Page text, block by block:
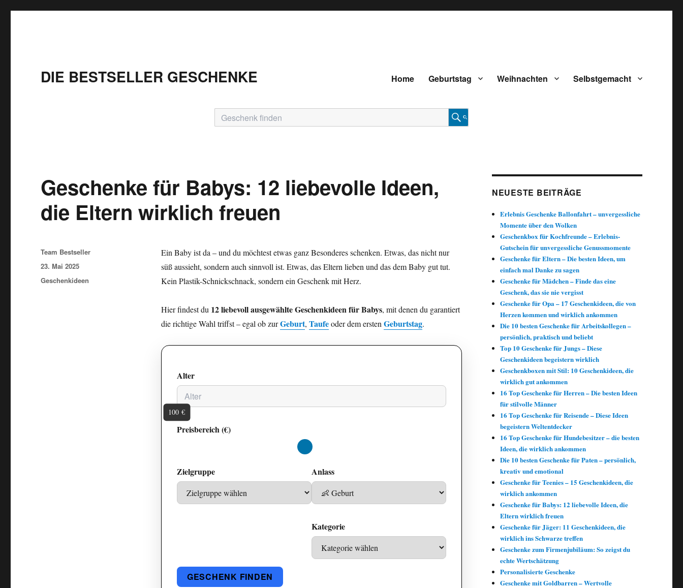
DIE BESTSELLER GESCHENKE Home Geburtstag Weihnachten Selbstgemacht
Geschenke für Babys: 12 liebevolle Ideen,
die Eltern wirklich freuen
Ein Baby ist da – und du möchtest etwas ganz Besonderes schenken. Etwas, das nicht nur
süß aussieht, sondern auch sinnvoll ist. Etwas, das Eltern lieben und das dem Baby gut tut.
Kein Plastik-Schnickschnack, sondern ein Geschenk mit Herz.
Hier findest du 12 liebevoll ausgewählte Geschenkideen für Babys, mit denen du garantiert
die richtige Wahl triffst – egal ob zurGeburt, Taufeoder dem ersten Geburtstag.
Alter
Preisbereich (€)
100 €
Zielgruppe Anlass
Kategorie
GESCHENK FINDEN
Autor
Team Bestseller
Veröffentlicht am
23. Mai 2025
Kategorien
Geschenkideen
NEUESTE BEITRÄGE
Erlebnis Geschenke Ballonfahrt – unvergessliche
Momente über den Wolken
Geschenkbox für Kochfreunde – Erlebnis-
Gutschein für unvergessliche Genussmomente
Geschenke für Eltern – Die besten Ideen, um
einfach mal Danke zu sagen
Geschenke für Mädchen – Finde das eine
Geschenk, das sie nie vergisst
Geschenke für Opa – 17 Geschenkideen, die von
Herzen kommen und wirklich ankommen
Die 10 besten Geschenke für Arbeitskollegen –
persönlich, praktisch und beliebt
Top 10 Geschenke für Jungs – Diese
Geschenkideen begeistern wirklich
Geschenkboxen mit Stil: 10 Geschenkideen, die
wirklich gut ankommen
16 Top Geschenke für Herren – Die besten Ideen
für stilvolle Männer
16 Top Geschenke für Reisende – Diese Ideen
begeistern Weltentdecker
16 Top Geschenke für Hundebesitzer – die besten
Ideen, die wirklich ankommen
Die 10 besten Geschenke für Paten – persönlich,
kreativ und emotional
Geschenke für Teenies – 15 Geschenkideen, die
wirklich ankommen
Geschenke für Babys: 12 liebevolle Ideen, die
Eltern wirklich freuen
Geschenke für Jäger: 11 Geschenkideen, die
wirklich ins Schwarze treffen
Geschenke zum Firmenjubiläum: So zeigst du
echte Wertschätzung
Personalisierte Geschenke
Geschenke mit Goldbarren – Wertvolle